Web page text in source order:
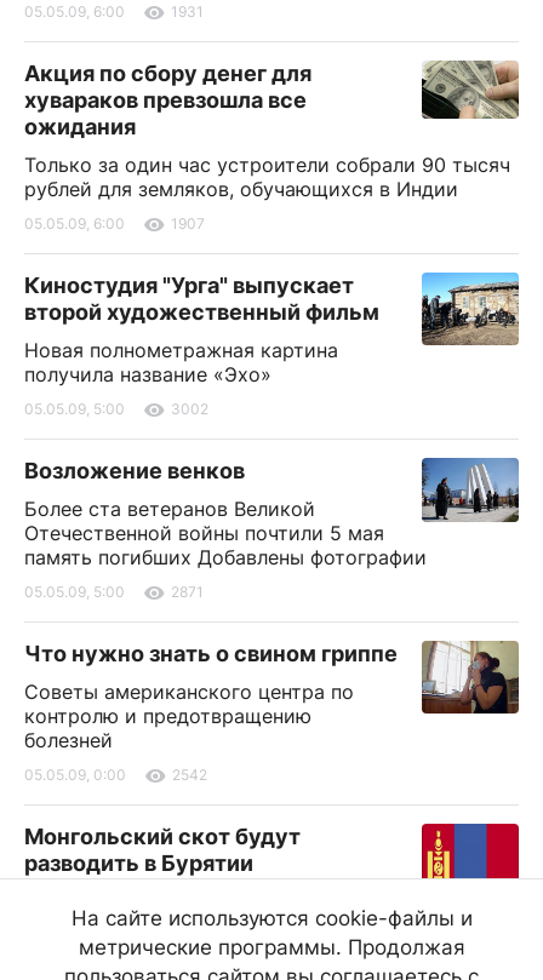
05.05.09, 6:00 1931
Акция по сбору денег для
хувараков превзошла все
ожидания
Только за один час устроители собрали 90 тысяч
рублей для земляков, обучающихся в Индии
05.05.09, 6:00 1907
Киностудия "Урга" выпускает
второй художественный фильм
Новая полнометражная картина
получила название «Эхо»
05.05.09, 5:00 3002
Возложение венков
Более ста ветеранов Великой
Отечественной войны почтили 5 мая
память погибших Добавлены фотографии
05.05.09, 5:00 2871
Что нужно знать о свином гриппе
Советы американского центра по
контролю и предотвращению
болезней
05.05.09, 0:00 2542
Монгольский скот будут
разводить в Бурятии
Наговицын на планерном совещании 4 мая дал
поручение осуществить первую поставку живого
скота из Монголии до конца мая
На сайте используются cookie-файлы и
метрические программы. Продолжая